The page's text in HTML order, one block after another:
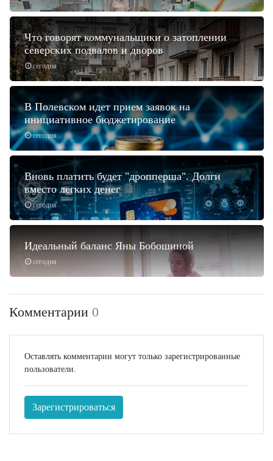
сегодня
Что говорят коммунальщики о затоплении
северских подвалов и дворов
сегодня
В Полевском идет прием заявок на
инициативное бюджетирование
сегодня
Вновь платить будет "дропперша". Долги
вместо легких денег
сегодня
Идеальный баланс Яны Бобошиной
Комментарии 0
Оставлять комментарии могут только зарегистрированные
пользователи.
Зарегистрироваться